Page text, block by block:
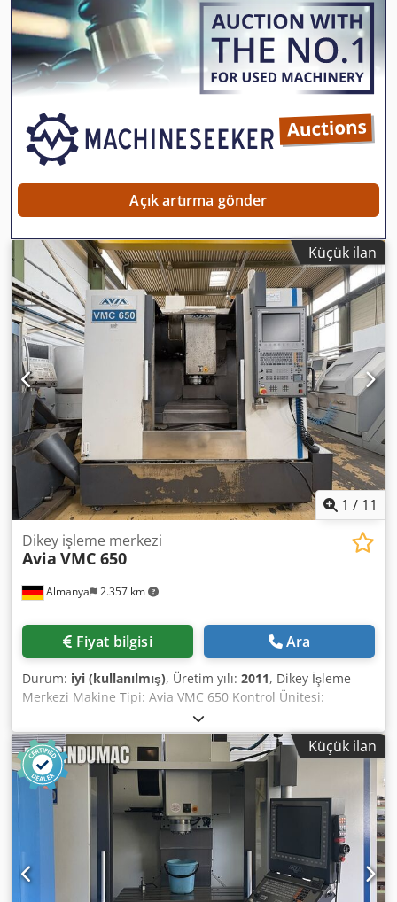
410M Tabla yüzeyi 800 x 400 mm Takım tutucu ISO 40 Mil
devir hızı - kademesiz 50 - 4000 devir/dak Ana tahrik
motoru 5,5 kW Toplam güç ihtiyacı kW Makine ağırlığı yakl.
2,1 t Gerekli alan yakl. m Ek bilgiler * CNC kontrol
HEIDENHAIN TNC 410M * Soğutma sistemi * Makine
Açık artırma gönder
Küçük ilan
1 / 11
Almanya 2.357 km
Dikey işleme merkezi
Avia VMC 650
Fiyat bilgisi Ara
Durum: iyi (kullanılmış), Üretim yılı: 2011, Dikey İşleme
Merkezi Makine Tipi: Avia VMC 650 Kontrol Ünitesi:
Heidenhain iTNC 530 Üretim Yılı: 2011 TEKNİK ÖZELLİKLER
Hareket Aralıkları X ekseni: 650 mm Y ekseni: 540 mm Z
ekseni: 620 mm Hızlı Hareket: (X/Y/Z): 25 m/dak. Dodpfxozi
Dz Us Ac Isck Maks. Devir Hızı: 10.000 dev/dak. Takım
Tutucu: ISO 40 Takım Yuvaları: 24 Tabla Boyutu: 800 x 540
mm Maks. İş Parçası Ağırlığı: 700 kg Donanım Özellikleri
Talaş Konveyörü Elektronik El Çarkı İç Soğutma (IKZ): bar
Ölçüm Prob: Renishaw
Küçük ilan